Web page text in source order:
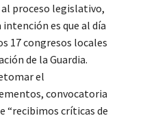
proceso legislativo,
es que al día
17 congresos locales
de la Guardia.
el
convocatoria
“recibimos críticas de